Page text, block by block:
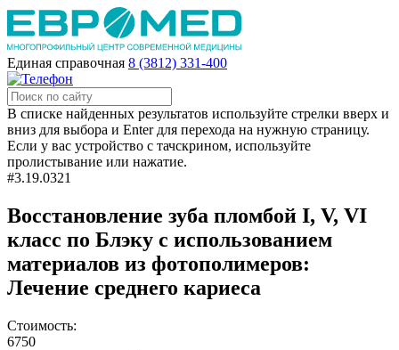
Единая справочная 8 (3812) 331-400
В списке найденных результатов используйте стрелки вверх и
вниз для выбора и Enter для перехода на нужную страницу.
Если у вас устройство с тачскрином, используйте
пролистывание или нажатие.
#3.19.0321
Восстановление зуба пломбой I, V, VI
класс по Блэку с использованием
материалов из фотополимеров:
Лечение среднего кариеса
Стоимость:
6750